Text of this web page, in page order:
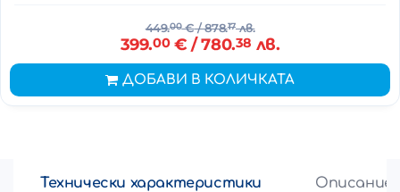
449.00€/ 878.17лв.
399.00€ / 780.38 лв.
ДОБАВИ В КОЛИЧКАТА
Технически характеристики Описание